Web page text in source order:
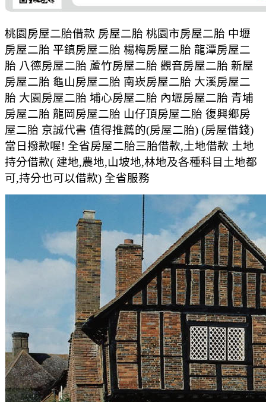
桃園房屋二胎借款 房屋二胎 桃園市房屋二胎 中壢
房屋二胎 平鎮房屋二胎 楊梅房屋二胎 龍潭房屋二
胎 八德房屋二胎 蘆竹房屋二胎 觀音房屋二胎 新屋
房屋二胎 龜山房屋二胎 南崁房屋二胎 大溪房屋二
胎 大園房屋二胎 埔心房屋二胎 內壢房屋二胎 青埔
房屋二胎 龍岡房屋二胎 山仔頂房屋二胎 復興鄉房
屋二胎 京誠代書 值得推薦的(房屋二胎) (房屋借錢)
當日撥款喔! 全省房屋二胎三胎借款,土地借款 土地
持分借款( 建地,農地,山坡地,林地及各種科目土地都
可,持分也可以借款) 全省服務